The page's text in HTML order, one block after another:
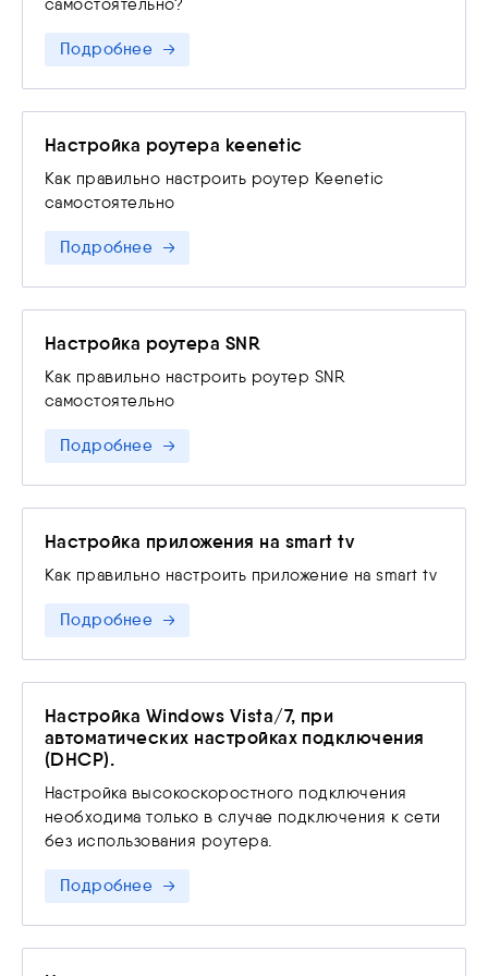
самостоятельно?
Подробнее
Настройка роутера keenetic
Как правильно настроить роутер Keenetic
самостоятельно
Подробнее
Настройка роутера SNR
Как правильно настроить роутер SNR
самостоятельно
Подробнее
Настройка приложения на smart tv
Как правильно настроить приложение на smart tv
Подробнее
Настройка Windows Vista/7, при
автоматических настройках подключения
(DHCP).
Настройка высокоскоростного подключения
необходима только в случае подключения к сети
без использования роутера.
Подробнее